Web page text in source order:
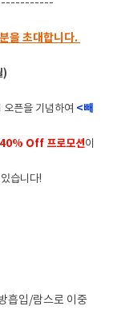
을 초대합니다.
)
픈을 기념하여 <빼
40% Off 프로모션이
습니다!
흡입/람스로 이중